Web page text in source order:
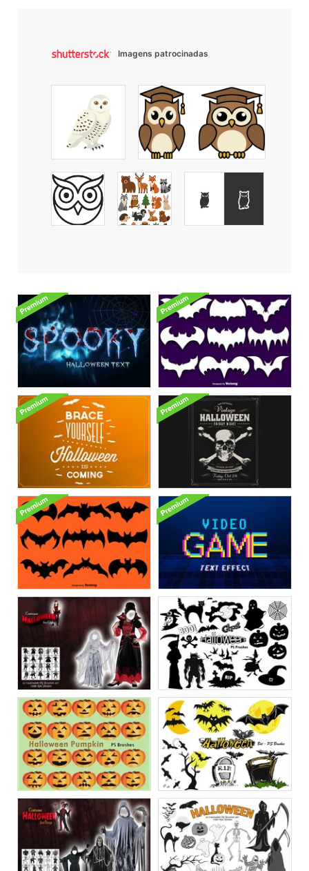
Imagens patrocinadas